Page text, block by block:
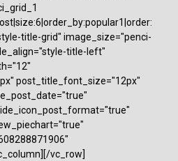
title-grid" image_size="penci-
title-left"
post_title_font_size="12px"
vc_row]